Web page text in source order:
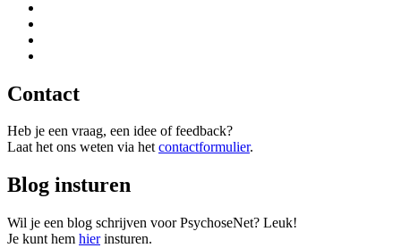
Contact
Heb je een vraag, een idee of feedback?
Laat het ons weten via hetcontactformulier.
Blog insturen
Wil je een blog schrijven voor PsychoseNet? Leuk!
Je kunt hem hierinsturen.